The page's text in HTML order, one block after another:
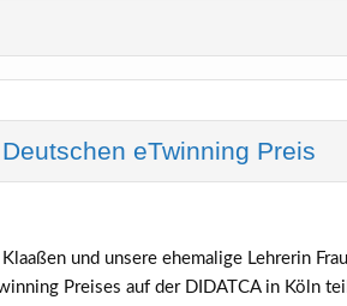
eTwinning Preis
und unsere ehemalige Lehrerin
Preises auf der DIDATCA in Köln